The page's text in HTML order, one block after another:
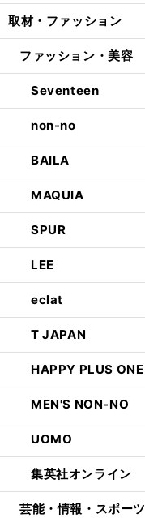
取材・ファッション
ファッション・美容
Seventeen
non-no
BAILA
MAQUIA
SPUR
LEE
eclat
T JAPAN
HAPPY PLUS ONE
MEN'S NON-NO
UOMO
集英社オンライン
芸能・情報・スポーツ